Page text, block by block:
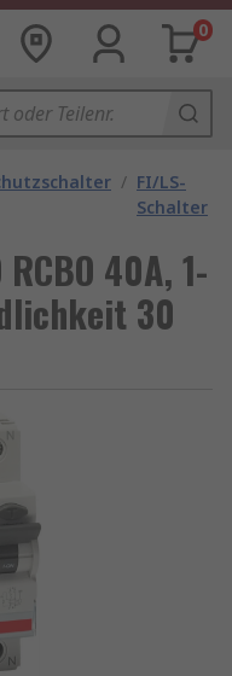
0
/ FI/LS-
Schalter
RCBO 40A, 1-
30